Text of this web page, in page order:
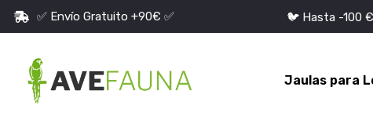
✅ Envío Gratuito +90€ ✅ 🐦 Hasta -100
Jaulas para